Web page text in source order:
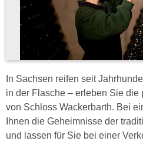
In Sachsen reifen seit
in der Flasche – erleben Sie
von Schloss Wackerbarth. Bei
Ihnen die Geheimnisse der
und lassen für Sie bei einer